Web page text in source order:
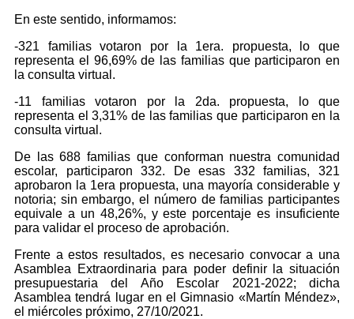
En este sentido, informamos:
-321 familias votaron por la 1era. propuesta, lo que
representa el 96,69% de las familias que participaron en
la consulta virtual.
-11 familias votaron por la 2da. propuesta, lo que
representa el 3,31% de las familias que participaron en la
consulta virtual.
De las 688 familias que conforman nuestra comunidad
escolar, participaron 332. De esas 332 familias, 321
aprobaron la 1era propuesta, una mayoría considerable y
notoria; sin embargo, el número de familias participantes
equivale a un 48,26%, y este porcentaje es insuficiente
para validar el proceso de aprobación.
Frente a estos resultados, es necesario convocar a una
Asamblea Extraordinaria para poder definir la situación
presupuestaria del Año Escolar 2021-2022; dicha
Asamblea tendrá lugar en el Gimnasio «Martín Méndez»,
el miércoles próximo, 27/10/2021.